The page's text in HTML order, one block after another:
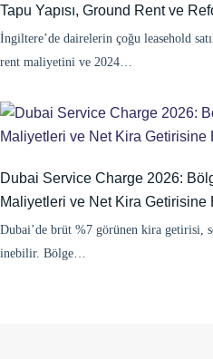
Tapu Yapısı, Ground Rent ve
İngiltere’de dairelerin çoğu leasehold
rent maliyetini ve 2024…
Dubai Service Charge 2026:
Maliyetleri ve Net Kira Getirisine
Dubai’de brüt %7 görünen kira getirisi,
inebilir. Bölge…